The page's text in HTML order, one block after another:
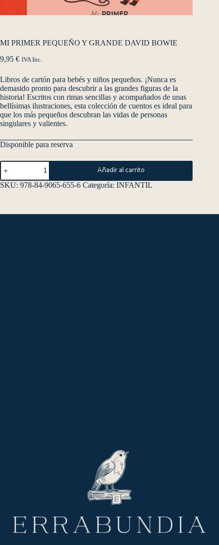
MI PRIMER PEQUEÑO Y GRANDE DAVID BOWIE
9,95 € IVA Inc.
Libros de cartón para bebés y niños pequeños. ¡Nunca es
demasido pronto para descubrir a las grandes figuras de la
historia! Escritos con rimas sencillas y acompañados de unas
bellísimas ilustraciones, esta colección de cuentos es ideal para
que los más pequeños descubran las vidas de personas
singulares y valientes.
Disponible para reserva
Añadir al carrito
SKU: 978-84-9065-655-6 Categoría: INFANTIL